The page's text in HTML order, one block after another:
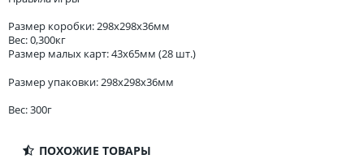
Размер коробки: 298x298x36мм
Вес: 0,300кг
Размер малых карт: 43x65мм (28 шт.)
Размер упаковки: 298x298x36мм
Вес: 300г
ПОХОЖИЕ ТОВАРЫ